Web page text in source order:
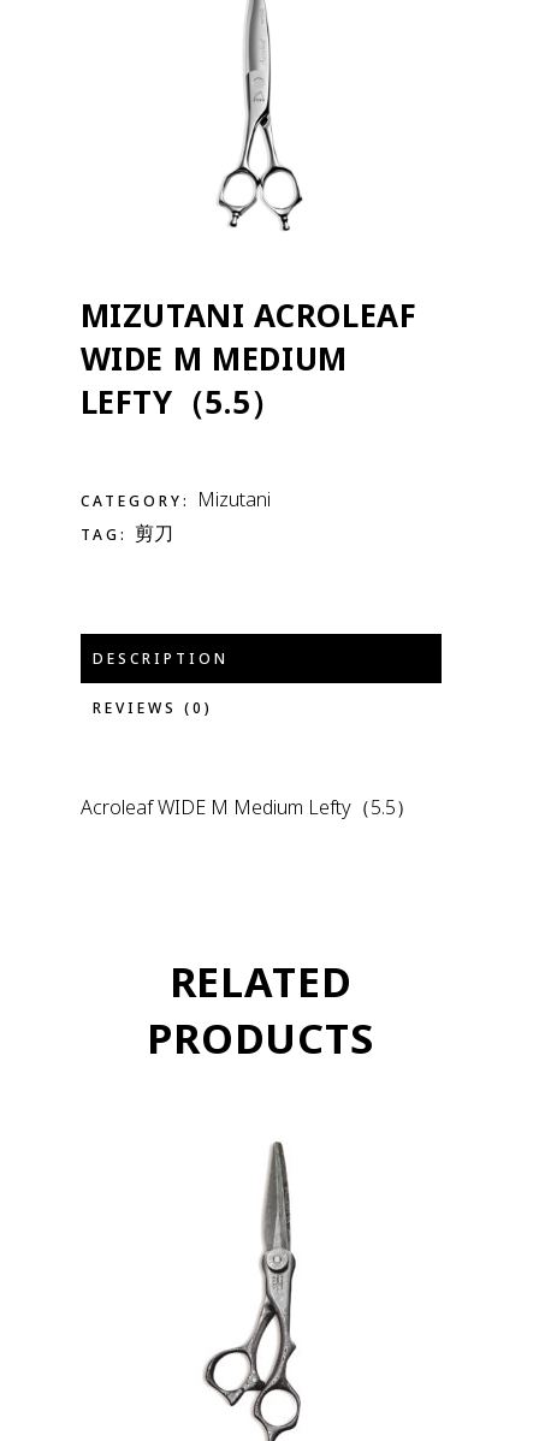
MIZUTANI ACROLEAF
WIDE M MEDIUM
LEFTY（5.5）
CATEGORY: Mizutani
TAG: 剪刀
DESCRIPTION
REVIEWS (0)
Acroleaf WIDE M Medium Lefty（5.5）
RELATED
PRODUCTS